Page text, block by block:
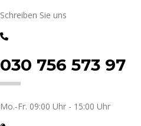
Schreiben Sie uns
030 756 573 97
Mo.-Fr. 09:00 Uhr - 15:00 Uhr